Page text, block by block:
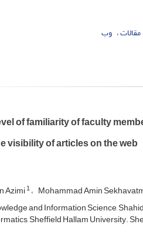
مقالات وب
of familiarity of faculty
visibility of articles on the web
Azimi1 Mohammad Amin
and Information Science,
Sheffield Hallam University.